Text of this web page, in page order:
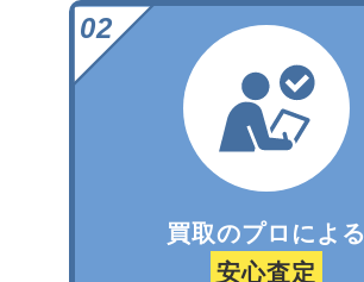
買取のプロによる
安心査定